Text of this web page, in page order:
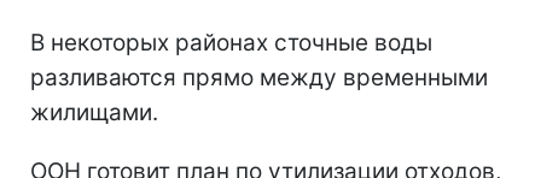
В некоторых районах сточные воды
разливаются прямо между временными
жилищами.
ООН готовит план по утилизации отходов,